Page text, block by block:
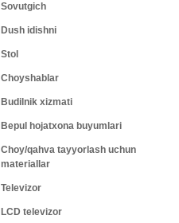
Sovutgich
Dush idishni
Stol
Choyshablar
Budilnik xizmati
Bepul hojatxona buyumlari
Choy/qahva tayyorlash uchun
materiallar
Televizor
LCD televizor